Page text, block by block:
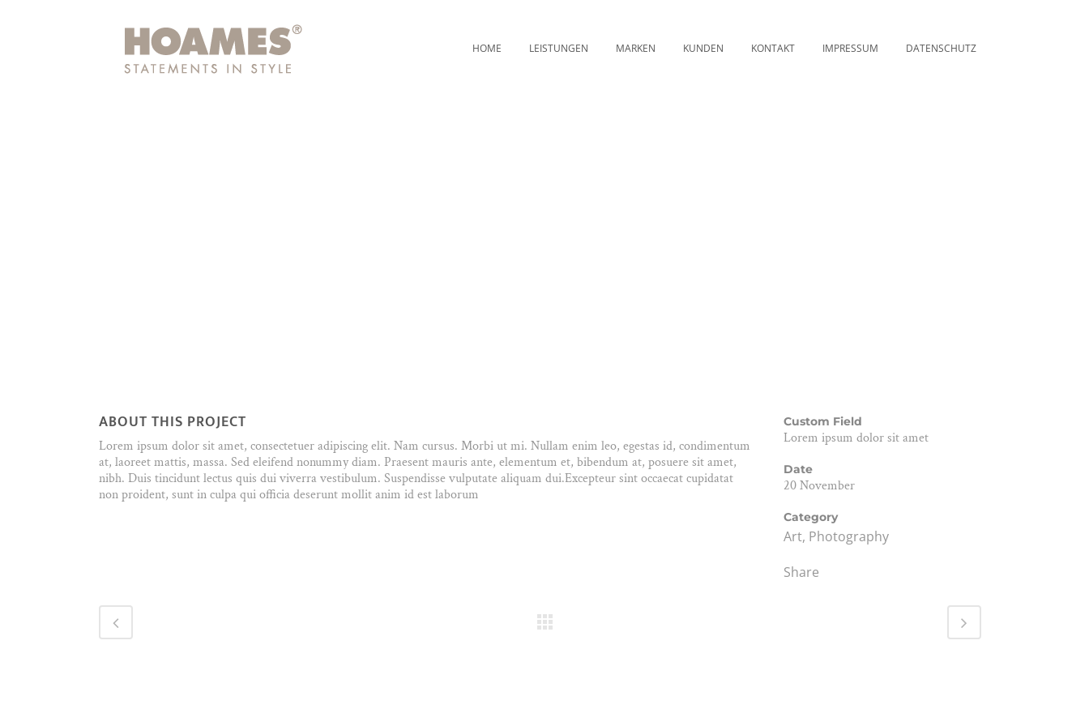
HOME LEISTUNGEN MARKEN KUNDEN KONTAKT IMPRESSUM DATENSCHUTZ
ABOUT THIS PROJECT
Lorem ipsum dolor sit amet, consectetuer adipiscing elit. Nam cursus. Morbi ut mi. Nullam enim leo, egestas id, condimentum
at, laoreet mattis, massa. Sed eleifend nonummy diam. Praesent mauris ante, elementum et, bibendum at, posuere sit amet,
nibh. Duis tincidunt lectus quis dui viverra vestibulum. Suspendisse vulputate aliquam dui.Excepteur sint occaecat cupidatat
non proident, sunt in culpa qui officia deserunt mollit anim id est laborum
Custom Field
Lorem ipsum dolor sit amet
Date
20 November
Category
Art, Photography
Share